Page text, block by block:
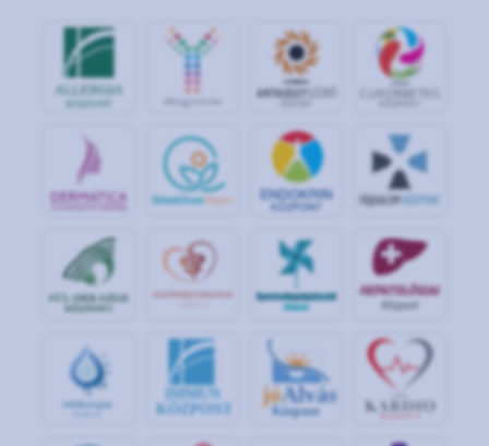
IMMUN
KÖZPONT
jóAlvás
Központ